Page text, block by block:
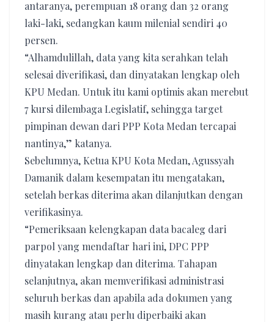
antaranya, perempuan 18 orang dan 32 orang
laki-laki, sedangkan kaum milenial sendiri 40
persen.
“Alhamdulillah, data yang kita serahkan telah
selesai diverifikasi, dan dinyatakan lengkap oleh
KPU Medan. Untuk itu kami optimis akan merebut
7 kursi dilembaga Legislatif, sehingga target
pimpinan dewan dari PPP Kota Medan tercapai
nantinya,” katanya.
Sebelumnya, Ketua KPU Kota Medan, Agussyah
Damanik dalam kesempatan itu mengatakan,
setelah berkas diterima akan dilanjutkan dengan
verifikasinya.
“Pemeriksaan kelengkapan data bacaleg dari
parpol yang mendaftar hari ini, DPC PPP
dinyatakan lengkap dan diterima. Tahapan
selanjutnya, akan memverifikasi administrasi
seluruh berkas dan apabila ada dokumen yang
masih kurang atau perlu diperbaiki akan